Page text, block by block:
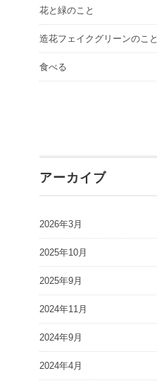
花と緑のこと
造花フェイクグリーンのこと
食べる
アーカイブ
2026年3月
2025年10月
2025年9月
2024年11月
2024年9月
2024年4月